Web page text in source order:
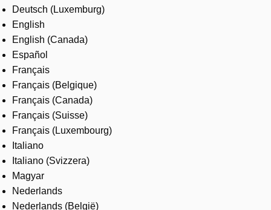
Contact us
Careers
Deutsch (Luxemburg)
English
English (Canada)
Español
Français
Français (Belgique)
Français (Canada)
Français (Suisse)
Français (Luxembourg)
Italiano
Italiano (Svizzera)
Magyar
Nederlands
Nederlands (België)